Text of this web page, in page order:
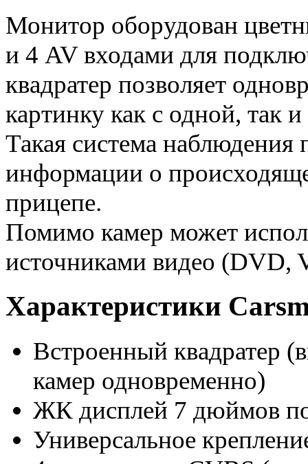
Монитор оборудован
и 4 AV входами для
квадратер позволяет
картинку как с одной, так
Такая система
информации о
прицепе.
Помимо камер может
источниками видео (DVD,
Характеристики
Встроенный квадратер
камер одновременно)
ЖК дисплей 7 дюймов
Универсальное